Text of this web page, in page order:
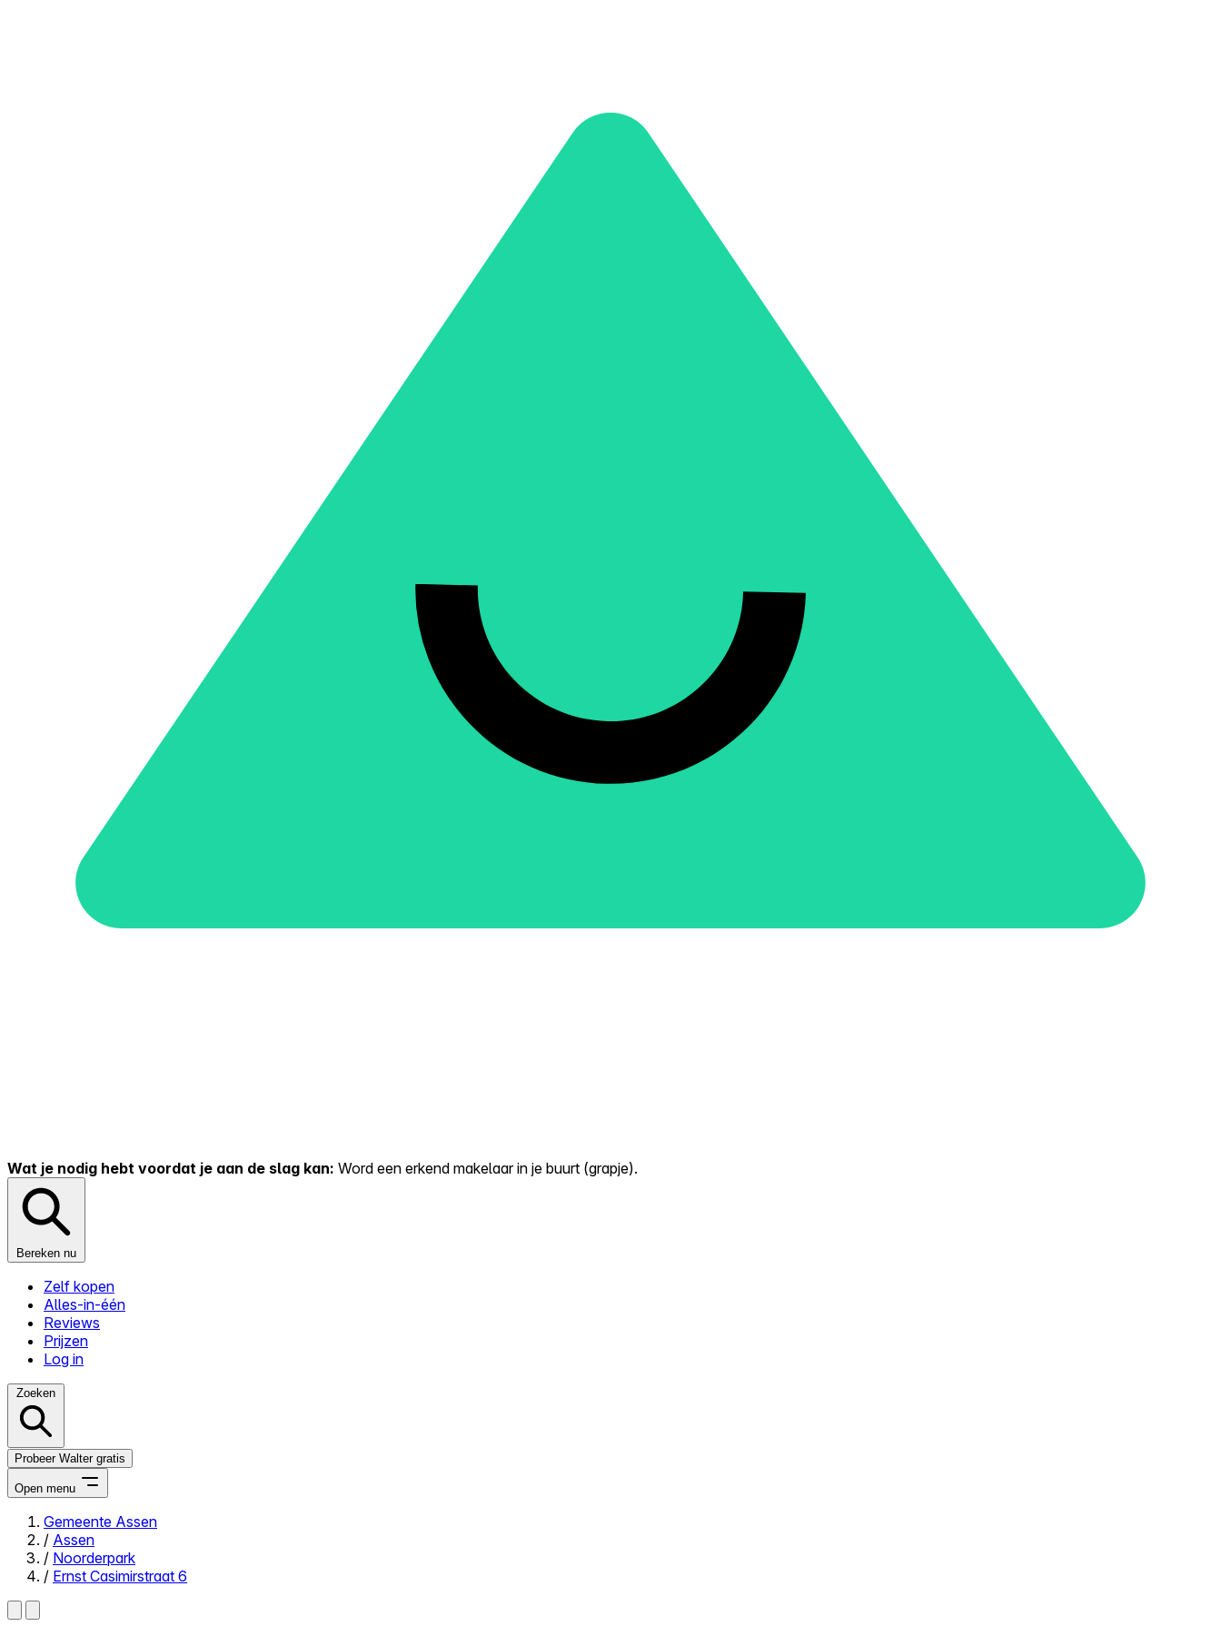
Wat je nodig hebt voordat je aan de slag kan: Word een erkend makelaar in je buurt (grapje).
Bereken nu
Zelf kopen
Alles-in-één
Reviews
Prijzen
Log in
Zoeken
Probeer Walter gratis
Open menu
Close menu
Gemeente Assen
/ Assen
/ Noorderpark
/ Ernst Casimirstraat 6